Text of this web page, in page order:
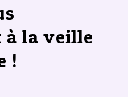
la veille
!